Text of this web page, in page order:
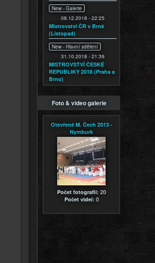
New - Galerie
08.12.2018 - 22:25
Mistrovství ČR v Brně
(Listopad)
New - Hlavní sdělení
31.10.2018 - 21:39
MISTROVSTVÍ ČESKÉ
REPUBLIKY 2018 (Praha a
Brno)
Foto & video galerie
Otevřené M. Čech 2013 -
Nymburk
Počet fotografií: 20
Počet videí: 0